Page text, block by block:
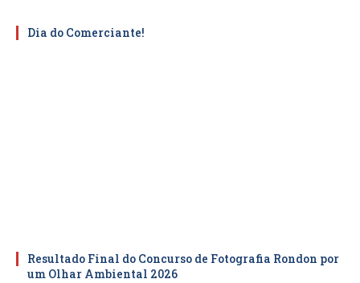
Dia do Comerciante!
Resultado Final do Concurso de Fotografia Rondon por
um Olhar Ambiental 2026